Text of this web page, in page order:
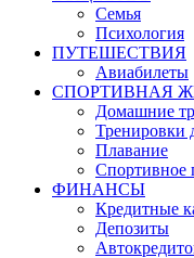
Семья
Психология
ПУТЕШЕСТВИЯ
Авиабилеты
СПОРТИВНАЯ
Домашние
Тренировки
Плавание
Спортивное
ФИНАНСЫ
Кредитные
Депозиты